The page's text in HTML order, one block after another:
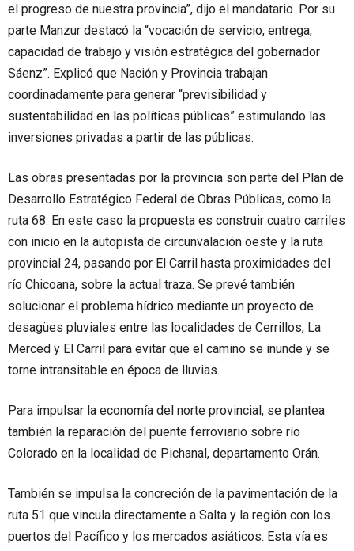
el progreso de nuestra provincia”, dijo el mandatario. Por su
parte Manzur destacó la “vocación de servicio, entrega,
capacidad de trabajo y visión estratégica del gobernador
Sáenz”. Explicó que Nación y Provincia trabajan
coordinadamente para generar “previsibilidad y
sustentabilidad en las políticas públicas” estimulando las
inversiones privadas a partir de las públicas.
Las obras presentadas por la provincia son parte del Plan de
Desarrollo Estratégico Federal de Obras Públicas, como la
ruta 68. En este caso la propuesta es construir cuatro carriles
con inicio en la autopista de circunvalación oeste y la ruta
provincial 24, pasando por El Carril hasta proximidades del
río Chicoana, sobre la actual traza. Se prevé también
solucionar el problema hídrico mediante un proyecto de
desagües pluviales entre las localidades de Cerrillos, La
Merced y El Carril para evitar que el camino se inunde y se
torne intransitable en época de lluvias.
Para impulsar la economía del norte provincial, se plantea
también la reparación del puente ferroviario sobre río
Colorado en la localidad de Pichanal, departamento Orán.
También se impulsa la concreción de la pavimentación de la
ruta 51 que vincula directamente a Salta y la región con los
puertos del Pacífico y los mercados asiáticos. Esta vía es